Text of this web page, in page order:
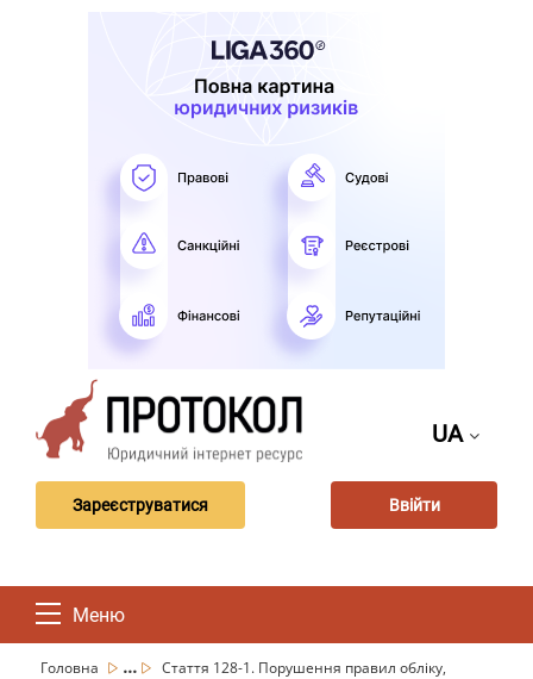
UA
Зареєструватися Ввійти
Меню
Головна ...
Стаття 128-1. Порушення правил обліку,